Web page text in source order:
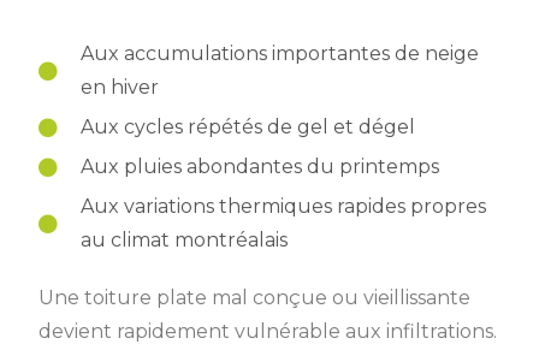
Aux accumulations importantes de neige
en hiver
Aux cycles répétés de gel et dégel
Aux pluies abondantes du printemps
Aux variations thermiques rapides propres
au climat montréalais
Une toiture plate mal conçue ou vieillissante
devient rapidement vulnérable aux infiltrations.